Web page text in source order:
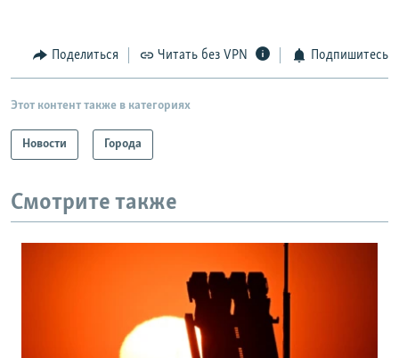
Поделиться Читать без VPN Подпишитесь
Этот контент также в категориях
Новости Города
Смотрите также